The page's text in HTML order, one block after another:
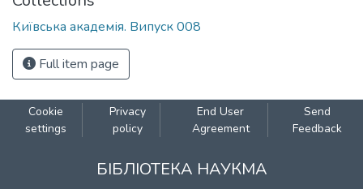
Київська академія. Випуск 008
Full item page
Cookie
settings
Privacy
policy
End User
Agreement
Send
Feedback
БІБЛІОТЕКА НАУКМА